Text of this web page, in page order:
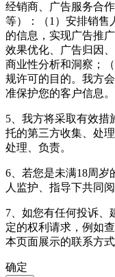
经销商、广告服务合
等）：（1）安排销售
的信息，实现广告推
效果优化、广告归因
商业性分析和洞察；
规许可的目的。我方
准保护您的客户信息。
5、我方将采取有效措
托的第三方收集、处
处理、负责。
6、若您是未满18周岁
人监护、指导下共同阅
7、如您有任何投诉、
定的权利请求，例如
本页面展示的联系方式
确定